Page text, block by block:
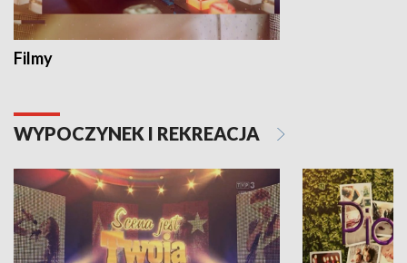
Filmy
WYPOCZYNEK I REKREACJA